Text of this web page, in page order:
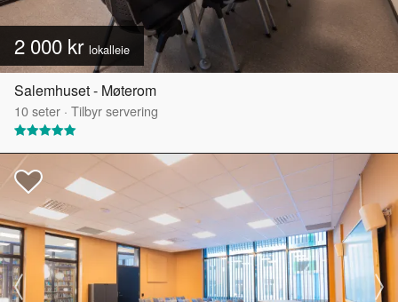
2 000 kr lokalleie
Salemhuset - Møterom
10seter · Tilbyr servering